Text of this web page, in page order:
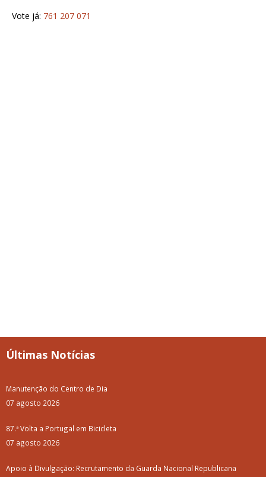
Vote já: 761 207 071
Últimas Notícias
Manutenção do Centro de Dia
07 agosto 2026
87.ª Volta a Portugal em Bicicleta
07 agosto 2026
Apoio à Divulgação: Recrutamento da Guarda Nacional Republicana